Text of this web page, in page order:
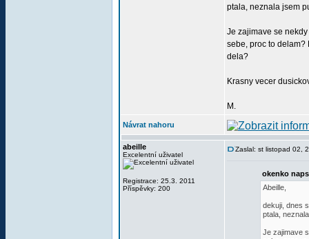
ptala, neznala jsem
Je zajimave se
sebe, proc to delam?
dela?
Krasny vecer
M.
Návrat nahoru
abeille
Excelentní uživatel
Registrace: 25.3. 2011
Příspěvky: 200
Zaslal: st listopad 02,
okenko
Abeille,
dekuji, dnes
ptala,
Je zajimave